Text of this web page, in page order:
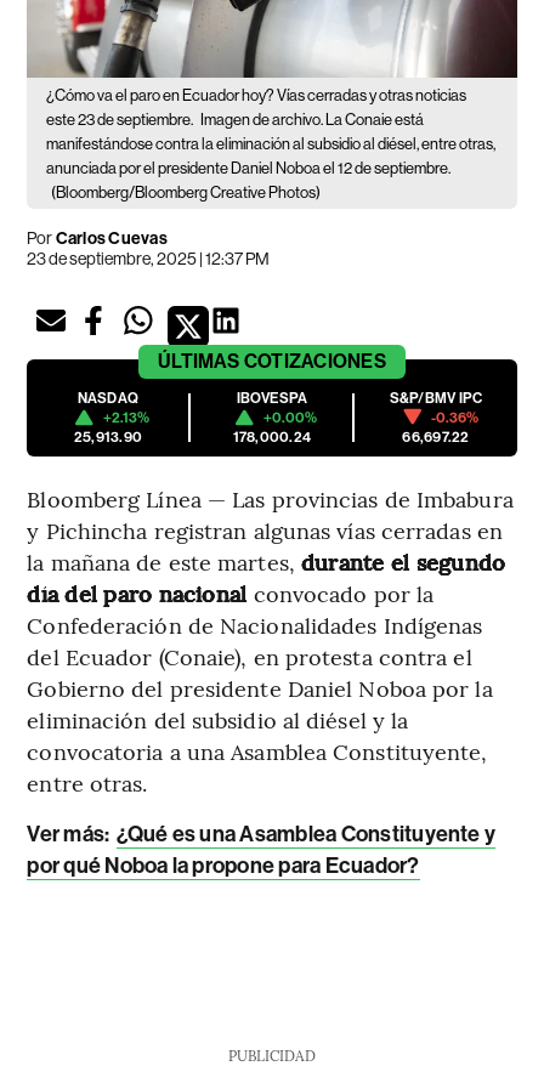
¿Cómo va el paro en Ecuador hoy? Vías cerradas y otras noticias
este 23 de septiembre. Imagen de archivo. La Conaie está
manifestándose contra la eliminación al subsidio al diésel, entre otras,
anunciada por el presidente Daniel Noboa el 12 de septiembre.
(Bloomberg/Bloomberg Creative Photos)
PorCarlos Cuevas
23 de septiembre, 2025 | 12:37 PM
ÚLTIMAS COTIZACIONES
NASDAQ
+2.13%
25,913.90
IBOVESPA
+0.00%
178,000.24
S&P/BMV IPC
-0.36%
66,697.22
Bloomberg Línea — Las provincias de Imbabura
y Pichincha registran algunas vías cerradas en
la mañana de este martes, durante el segundo
día del paro nacional convocado por la
Confederación de Nacionalidades Indígenas
del Ecuador (Conaie), en protesta contra el
Gobierno del presidente Daniel Noboa por la
eliminación del subsidio al diésel y la
convocatoria a una Asamblea Constituyente,
entre otras.
Ver más: ¿Qué es una Asamblea Constituyente y
por qué Noboa la propone para Ecuador?
PUBLICIDAD